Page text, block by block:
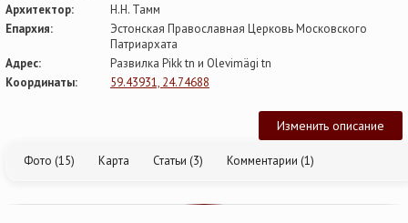
Архитектор:
Н.Н. Тамм
Епархия:
Эстонская Православная Церковь Московского
Патриархата
Адрес:
Развилка Pikk tn и Olevimägi tn
Координаты:
59.43931, 24.74688
Изменить описание
Фото (15) Карта Статьи (3) Комментарии (1)